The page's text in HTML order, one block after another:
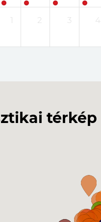
1 2 3 4
térkép